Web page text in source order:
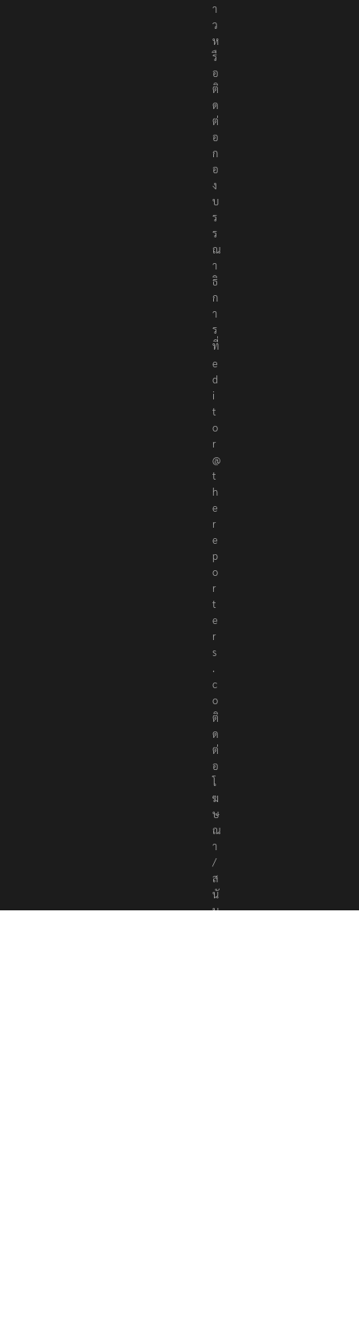
า
ว
ห
รื
อ
ติ
ด
ต่
อ
ก
อ
ง
บ
ร
ร
ณ
า
ธิ
ก
า
ร
ที่
e
d
i
t
o
r
@
t
h
e
r
e
p
o
r
t
e
r
s
.
c
o
ติ
ด
ต่
อ
โ
ฆ
ษ
ณ
า
/
ส
นั
บ